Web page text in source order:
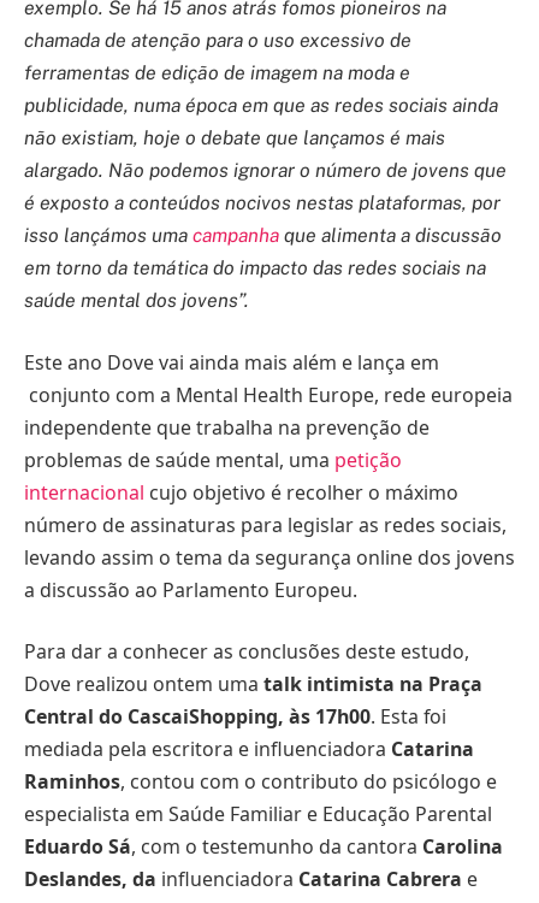
exemplo. Se há 15 anos atrás fomos pioneiros na
chamada de atenção para o uso excessivo de
ferramentas de edição de imagem na moda e
publicidade, numa época em que as redes sociais ainda
não existiam, hoje o debate que lançamos é mais
alargado. Não podemos ignorar o número de jovens que
é exposto a conteúdos nocivos nestas plataformas, por
isso lançámos uma campanha que alimenta a discussão
em torno da temática do impacto das redes sociais na
saúde mental dos jovens”.
Este ano Dove vai ainda mais além e lança em
conjunto com a Mental Health Europe, rede europeia
independente que trabalha na prevenção de
problemas de saúde mental, uma petição
internacional cujo objetivo é recolher o máximo
número de assinaturas para legislar as redes sociais,
levando assim o tema da segurança online dos jovens
a discussão ao Parlamento Europeu.
Para dar a conhecer as conclusões deste estudo,
Dove realizou ontem uma talk intimista na Praça
Central do CascaiShopping, às 17h00. Esta foi
mediada pela escritora e influenciadora Catarina
Raminhos, contou com o contributo do psicólogo e
especialista em Saúde Familiar e Educação Parental
Eduardo Sá, com o testemunho da cantora Carolina
Deslandes, da influenciadora Catarina Cabrera e